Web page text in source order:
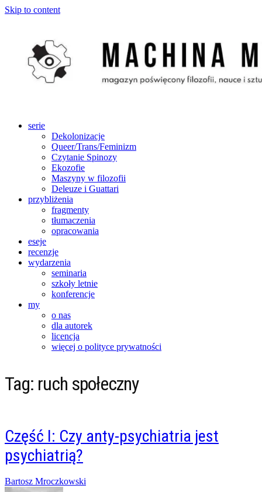
Skip to content
serie
Dekolonizacje
Queer/Trans/Feminizm
Czytanie Spinozy
Ekozofie
Maszyny w filozofii
Deleuze i Guattari
przybliżenia
fragmenty
tłumaczenia
opracowania
eseje
recenzje
wydarzenia
seminaria
szkoły letnie
konferencje
my
o nas
dla autorek
licencja
więcej o polityce prywatności
Tag: ruch społeczny
Część I: Czy anty-psychiatria jest
psychiatrią?
Posted
Bartosz Mroczkowski